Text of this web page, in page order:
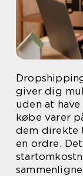
giver dig
uden at
købe varer
dem direkte
en ordre.